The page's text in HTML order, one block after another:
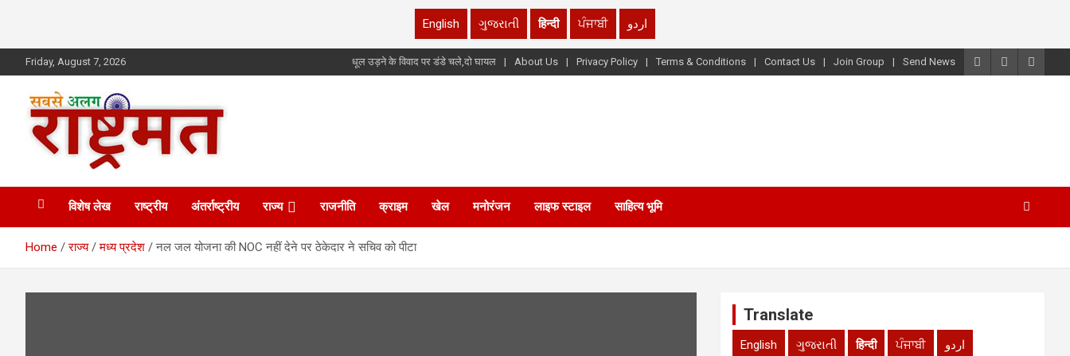
English ગુજરાતી हिन्दी ਪੰਜਾਬੀ اردو
to
Friday, August 7, 2026 धूल उड़ने के विवाद पर डंडे चले,दो घायल About Us Privacy Policy Terms & Conditions Contact Us Join Group Send News
rashtrmat.com
विशेष लेख
राष्ट्रीय अंतर्राष्ट्रीय राज्य राजनीति क्राइम खेल मनोरंजन लाइफ स्टाइल साहित्य भूमि
Home राज्य मध्य प्रदेश नल जल योजना की NOC नहीं देने पर ठेकेदार ने सचिव को पीटा
Translate
English ગુજરાતી हिन्दी ਪੰਜਾਬੀ اردو